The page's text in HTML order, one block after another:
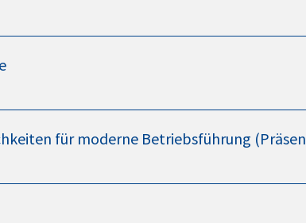
für moderne Betriebsführung